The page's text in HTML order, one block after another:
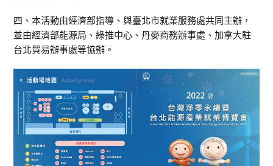
四、本活動由經濟部指導、與臺北市就業服務處共同主辦，
並由經濟部能源局、綠推中心、丹麥商務辦事處、加拿大駐
台北貿易辦事處等協辦。